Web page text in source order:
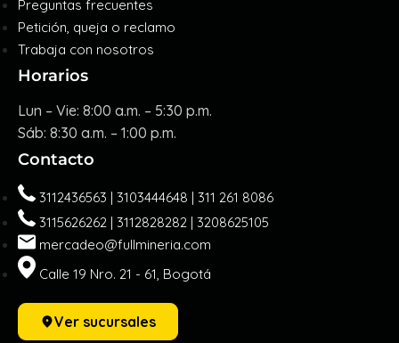
Preguntas frecuentes
Petición, queja o reclamo
Trabaja con nosotros
Horarios
Lun – Vie: 8:00 a.m. – 5:30 p.m.
Sáb: 8:30 a.m. – 1:00 p.m.
Contacto
3112436563 | 3103444648 | 311 261 8086
3115626262 | 3112828282 | 3208625105
mercadeo@fullmineria.com
Calle 19 Nro. 21 - 61, Bogotá
Ver sucursales